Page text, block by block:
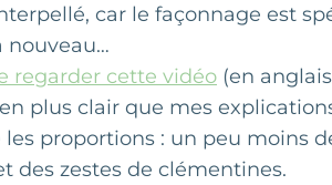
car le façonnage est
nouveau…
regarder cette vidéo (en
plus clair que mes
les proportions : un peu moins
des zestes de clémentines.